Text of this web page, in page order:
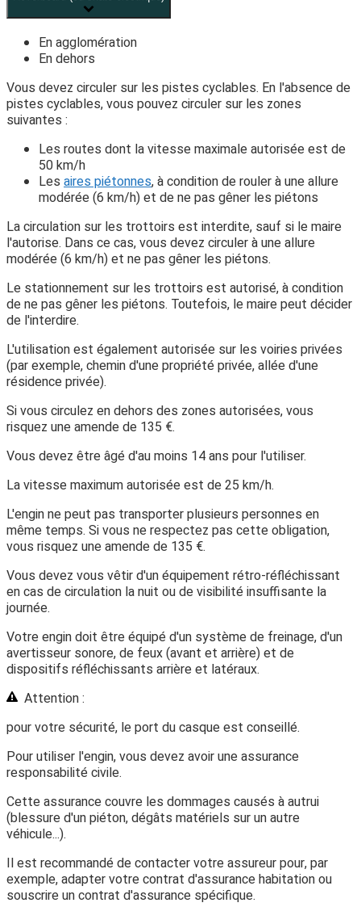
En agglomération
En dehors
Vous devez circuler sur les pistes cyclables. En l'absence de
pistes cyclables, vous pouvez circuler sur les zones
suivantes :
Les routes dont la vitesse maximale autorisée est de
50 km/h
Les aires piétonnes, à condition de rouler à une allure
modérée (6 km/h) et de ne pas gêner les piétons
La circulation sur les trottoirs est interdite, sauf si le maire
l'autorise. Dans ce cas, vous devez circuler à une allure
modérée (6 km/h) et ne pas gêner les piétons.
Le stationnement sur les trottoirs est autorisé, à condition
de ne pas gêner les piétons. Toutefois, le maire peut décider
de l'interdire.
L'utilisation est également autorisée sur les voiries privées
(par exemple, chemin d'une propriété privée, allée d'une
résidence privée).
Si vous circulez en dehors des zones autorisées, vous
risquez une amende de 135 €.
Vous devez être âgéd'au moins 14 ans pour l'utiliser.
Lavitesse maximum autoriséeest de 25 km/h.
L'engin ne peut pas transporter plusieurs personnes en
même temps. Si vous ne respectez pas cette obligation,
vous risquez une amende de 135 €.
Vous devez vous vêtir d'un équipement rétro-réfléchissant
en cas de circulation la nuit ou de visibilité insuffisante la
journée.
Votre engin doit être équipé d'un système de freinage, d'un
avertisseur sonore, de feux (avant et arrière) et de
dispositifs réfléchissants arrière et latéraux.
Attention :
pour votre sécurité, le port du casque est conseillé.
Pour utiliser l'engin, vous devez avoir une assurance
responsabilité civile.
Cette assurance couvre les dommages causés à autrui
(blessure d'un piéton, dégâts matériels sur un autre
véhicule...).
Il est recommandé de contacter votre assureur pour, par
exemple, adapter votre contrat d'assurance habitation ou
souscrire un contrat d'assurance spécifique.